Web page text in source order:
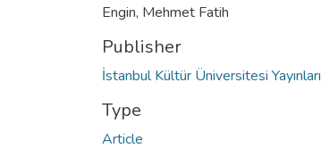
Engin, Mehmet Fatih
Publisher
İstanbul Kültür Üniversitesi Yayınları
Type
Article